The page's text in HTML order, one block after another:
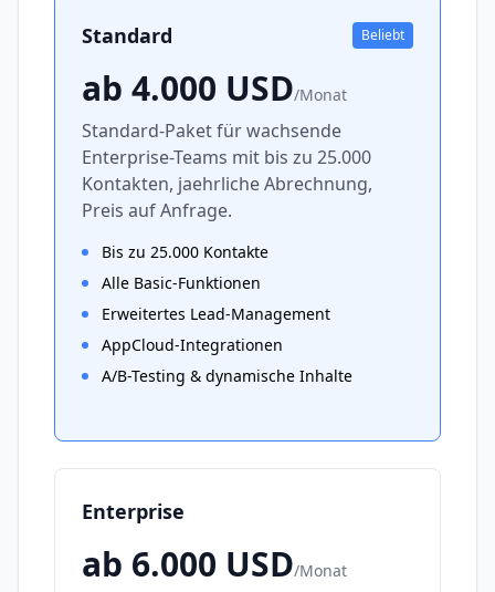
Standard Beliebt
ab 4.000 USD/Monat
Standard-Paket für wachsende
Enterprise-Teams mit bis zu 25.000
Kontakten, jaehrliche Abrechnung,
Preis auf Anfrage.
Bis zu 25.000 Kontakte
Alle Basic-Funktionen
Erweitertes Lead-Management
AppCloud-Integrationen
A/B-Testing & dynamische Inhalte
Enterprise
ab 6.000 USD/Monat